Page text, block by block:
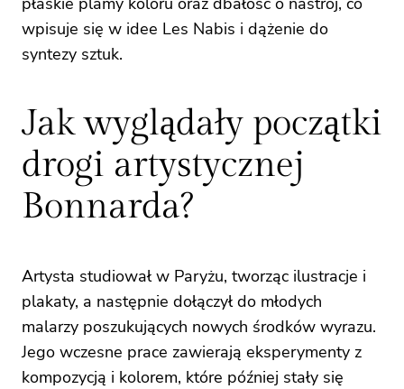
wpisuje się w idee Les Nabis i dążenie do
syntezy sztuk.
Jak wyglądały początki
drogi artystycznej
Bonnarda?
Artysta studiował w Paryżu, tworząc ilustracje i
plakaty, a następnie dołączył do młodych
malarzy poszukujących nowych środków wyrazu.
Jego wczesne prace zawierają eksperymenty z
kompozycją i kolorem, które później stały się